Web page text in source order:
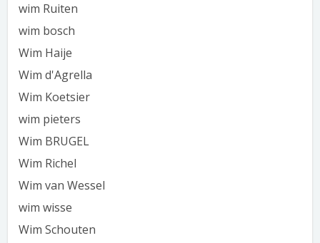
wim Ruiten
wim bosch
Wim Haije
Wim d'Agrella
Wim Koetsier
wim pieters
Wim BRUGEL
Wim Richel
Wim van Wessel
wim wisse
Wim Schouten